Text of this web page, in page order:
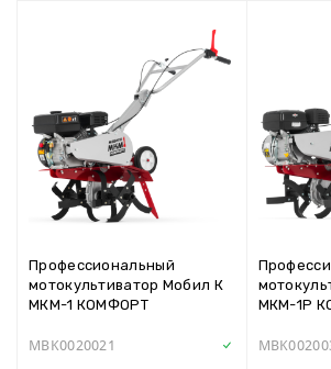
Профессиональный
мотокультиватор Мобил К
МКМ-1 КОМФОРТ
MBK0020021
МКМ-1Р